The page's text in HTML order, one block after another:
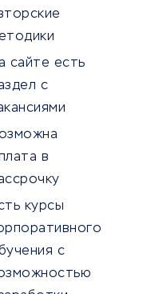
сайте есть
с
в
курсы
с